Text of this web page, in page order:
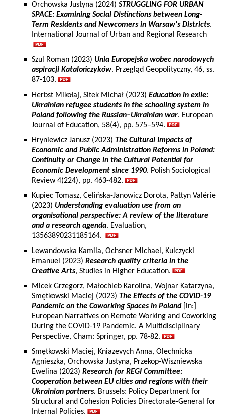
Orchowska Justyna (2024) STRUGGLING FOR URBAN
SPACE: Examining Social Distinctions between Long-
Term Residents and Newcomers in Warsaw's Districts.
International Journal of Urban and Regional Research
Szul Roman (2023) Unia Europejska wobec narodowych
aspiracji Katalończyków. Przegląd Geopolityczny, 46, ss.
87-103.
Herbst Mikołaj, Sitek Michał (2023) Education in exile:
Ukrainian refugee students in the schooling system in
Poland following the Russian–Ukrainian war. European
Journal of Education, 58(4), pp. 575–594.
Hryniewicz Janusz (2023) The Cultural Impacts of
Economic and Public Administration Reforms in Poland:
Continuity or Change in the Cultural Potential for
Economic Development since 1990. Polish Sociological
Review 4(224), pp. 463-482.
Kupiec Tomasz, Celińska-Janowicz Dorota, Pattyn Valérie
(2023) Understanding evaluation use from an
organisational perspective: A review of the literature
and a research agenda. Evaluation,
13563890231185164.
Lewandowska Kamila, Ochsner Michael, Kulczycki
Emanuel (2023) Research quality criteria in the
Creative Arts, Studies in Higher Education.
Micek Grzegorz, Małochleb Karolina, Wojnar Katarzyna,
Smętkowski Maciej (2023) The Effects of the COVID-19
Pandemic on the Coworking Spaces in Poland[in:]
European Narratives on Remote Working and Coworking
During the COVID-19 Pandemic. A Multidisciplinary
Perspective, Cham: Springer, pp. 78-82.
Smętkowski Maciej, Kniazevych Anna, Olechnicka
Agnieszka, Orchowska Justyna, Przekop-Wiszniewska
Ewelina (2023) Research for REGI Committee:
Cooperation between EU cities and regions with their
Ukrainian partners. Brussels: Policy Department for
Structural and Cohesion Policies Directorate-General for
Internal Policies.